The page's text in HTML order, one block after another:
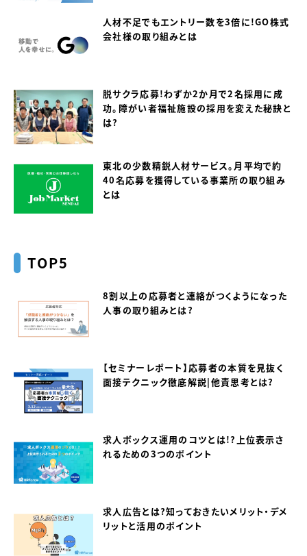
人材不足でもエントリー数を3倍に！GO株式
会社様の取り組みとは
脱サクラ応募！わずか2か月で2名採用に成
功。障がい者福祉施設の採用を変えた秘訣と
は？
東北の少数精鋭人材サービス。月平均で約
40名応募を獲得している事業所の取り組み
とは
TOP5
8割以上の応募者と連絡がつくようになった
人事の取り組みとは？
【セミナーレポート】応募者の本質を見抜く
面接テクニック徹底解説｜他責思考とは？
求人ボックス運用のコツとは！？上位表示さ
れるための3つのポイント
求人広告とは？知っておきたいメリット・デメ
リットと活用のポイント